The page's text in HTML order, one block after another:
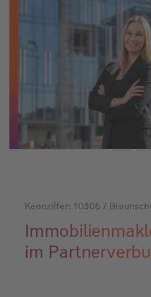
Kennziffer: 10306 /
im